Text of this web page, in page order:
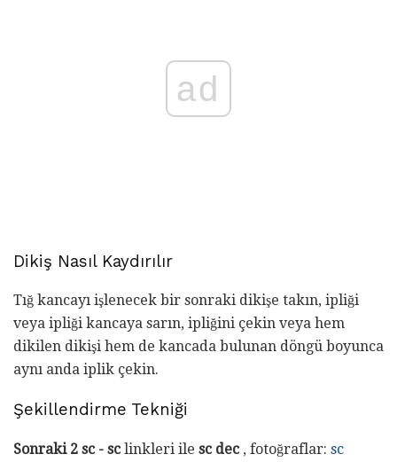
ad
Dikiş Nasıl Kaydırılır
Tığ kancayı işlenecek bir sonraki dikişe takın, ipliği
veya ipliği kancaya sarın, ipliğini çekin veya hem
dikilen dikişi hem de kancada bulunan döngü boyunca
aynı anda iplik çekin.
Şekillendirme Tekniği
Sonraki 2 sc - sc linkleri ile sc dec , fotoğraflar: sc